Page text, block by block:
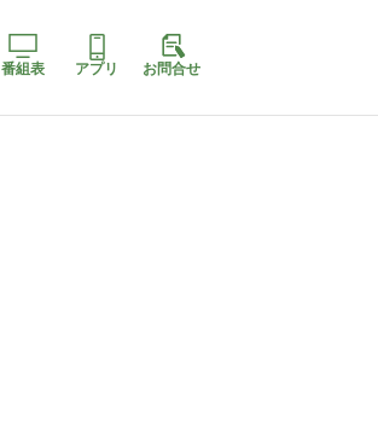
番組表 アプリ お問合せ